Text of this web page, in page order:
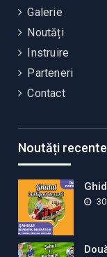
Galerie
Noutăți
Instruire
Parteneri
Contact
Noutăți recente